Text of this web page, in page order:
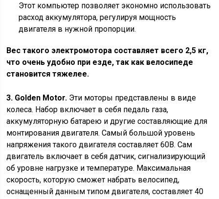
Этот компьютер позволяет экономно использовать
расход аккумулятора, регулируя мощность
двигателя в нужной пропорции.
Вес такого электромотора составляет всего 2,5 кг,
что очень удобно при езде, так как велосипеде
становится тяжелее.
3. Golden Motor. Эти моторы представлены в виде
колеса. Набор включает в себя педаль газа,
аккумуляторную батарею и другие составляющие для
монтирования двигателя. Самый большой уровень
напряжения такого двигателя составляет 60В. Сам
двигатель включает в себя датчик, сигнализирующий
об уровне нагрузке и температуре. Максимальная
скорость, которую сможет набрать велосипед,
оснащенный данным типом двигателя, составляет 40